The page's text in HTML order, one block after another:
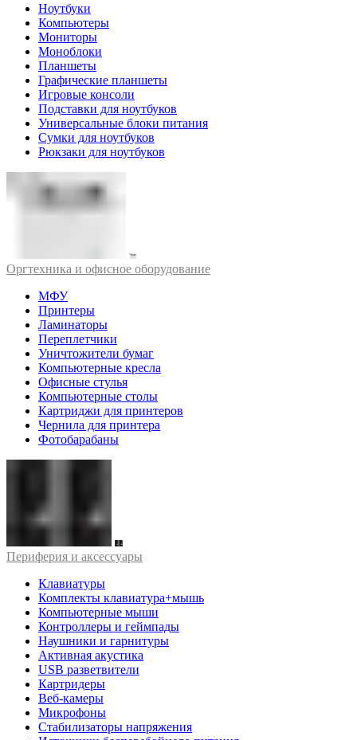
Ноутбуки
Компьютеры
Мониторы
Моноблоки
Планшеты
Графические планшеты
Игровые консоли
Подставки для ноутбуков
Универсальные блоки питания
Сумки для ноутбуков
Рюкзаки для ноутбуков
Оргтехника и офисное оборудование
МФУ
Принтеры
Ламинаторы
Переплетчики
Уничтожители бумаг
Компьютерные кресла
Офисные стулья
Компьютерные столы
Картриджи для принтеров
Чернила для принтера
Фотобарабаны
Периферия и аксессуары
Клавиатуры
Комплекты клавиатура+мышь
Компьютерные мыши
Контроллеры и геймпады
Наушники и гарнитуры
Активная акустика
USB разветвители
Картридеры
Веб-камеры
Микрофоны
Стабилизаторы напряжения